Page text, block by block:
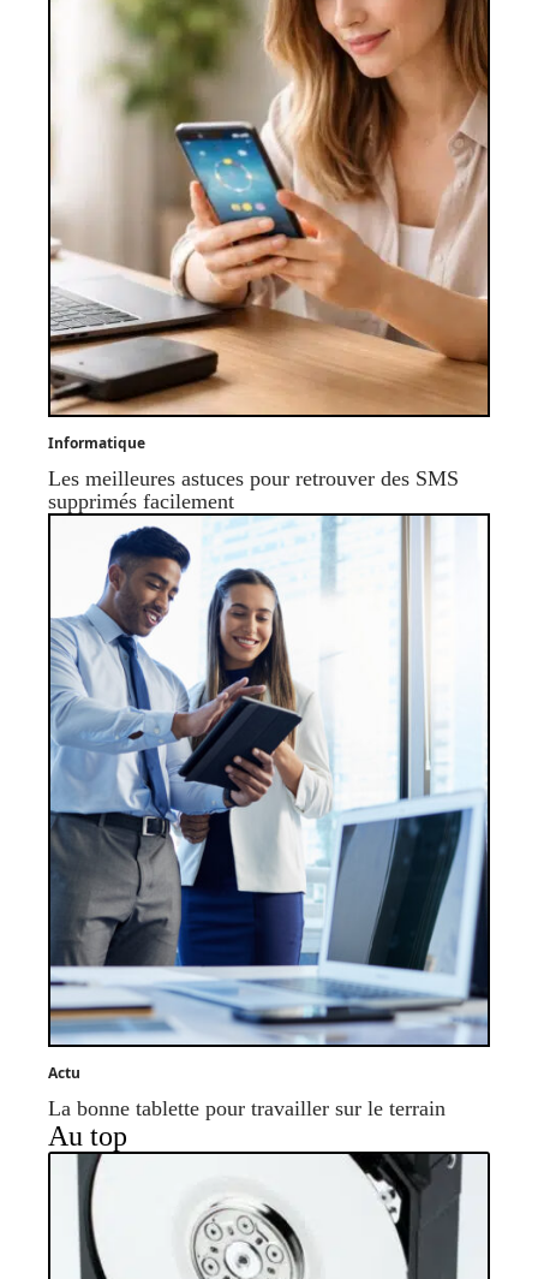
Informatique
Les meilleures astuces pour retrouver des SMS
supprimés facilement
Actu
La bonne tablette pour travailler sur le terrain
Au top